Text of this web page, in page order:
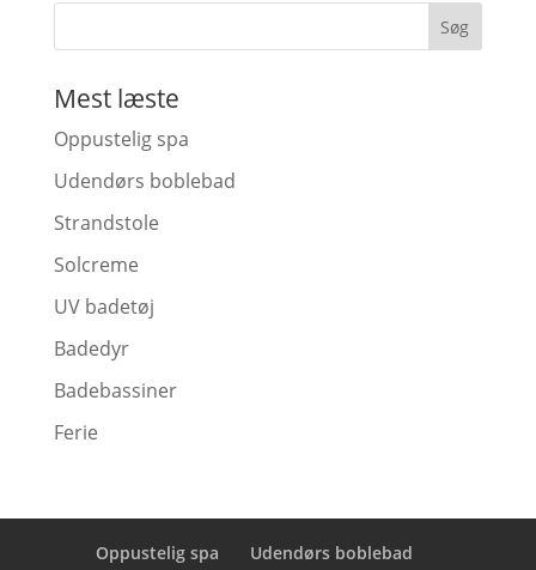
Mest læste
Oppustelig spa
Udendørs boblebad
Strandstole
Solcreme
UV badetøj
Badedyr
Badebassiner
Ferie
Oppustelig spa Udendørs boblebad